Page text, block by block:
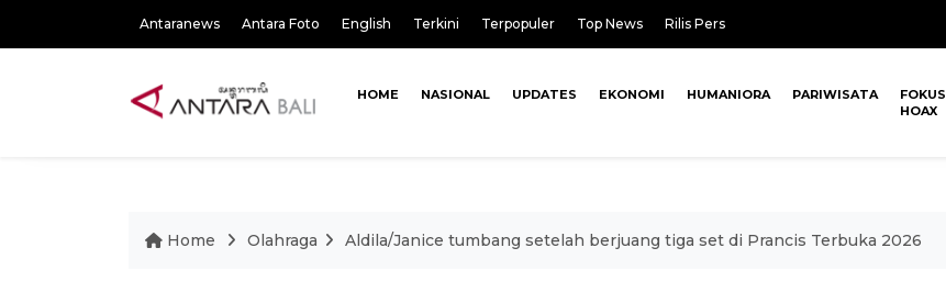
Antaranews Antara Foto English Terkini Terpopuler Top News Rilis Pers
HOME NASIONAL UPDATES EKONOMI HUMANIORA PARIWISATA
FOKUS
HOAX
Home Olahraga Aldila/Janice tumbang setelah berjuang tiga set di Prancis Terbuka 2026